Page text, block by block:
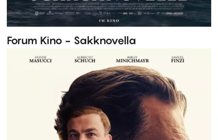
Forum Kino - Sakknovella